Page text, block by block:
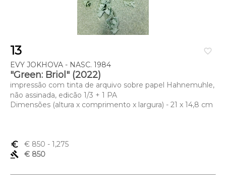
favorite_border
13
EVY JOKHOVA - NASC. 1984
"Green: Briol" (2022)
impressão com tinta de arquivo sobre papel Hahnemuhle,
não assinada, edicão 1/3 + 1 PA
Dimensões (altura x comprimento x largura) - 21 x 14,8 cm
euro_symbol € 850 - 1,275
gavel
€ 850